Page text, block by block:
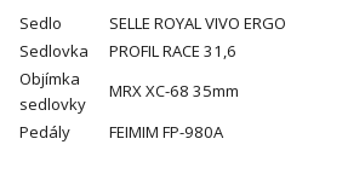
Sedlo
SELLE ROYAL VIVO ERGO
Sedlovka
PROFIL RACE 31,6
Objímka
sedlovky
MRX XC-68 35mm
Pedály
FEIMIM FP-980A